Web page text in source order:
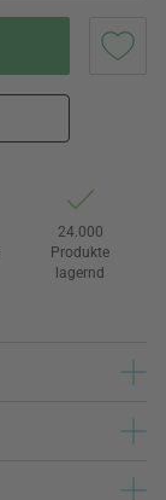
24.000
Produkte
lagernd